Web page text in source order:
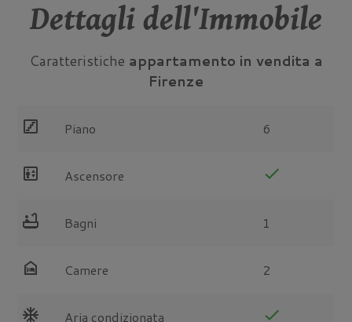
Dettagli dell'Immobile
Caratteristiche appartamento in vendita a
Firenze
stairs Piano 6
elevator Ascensore check
bathtub Bagni 1
night_shelter Camere 2
ac_unit Aria condizionata check